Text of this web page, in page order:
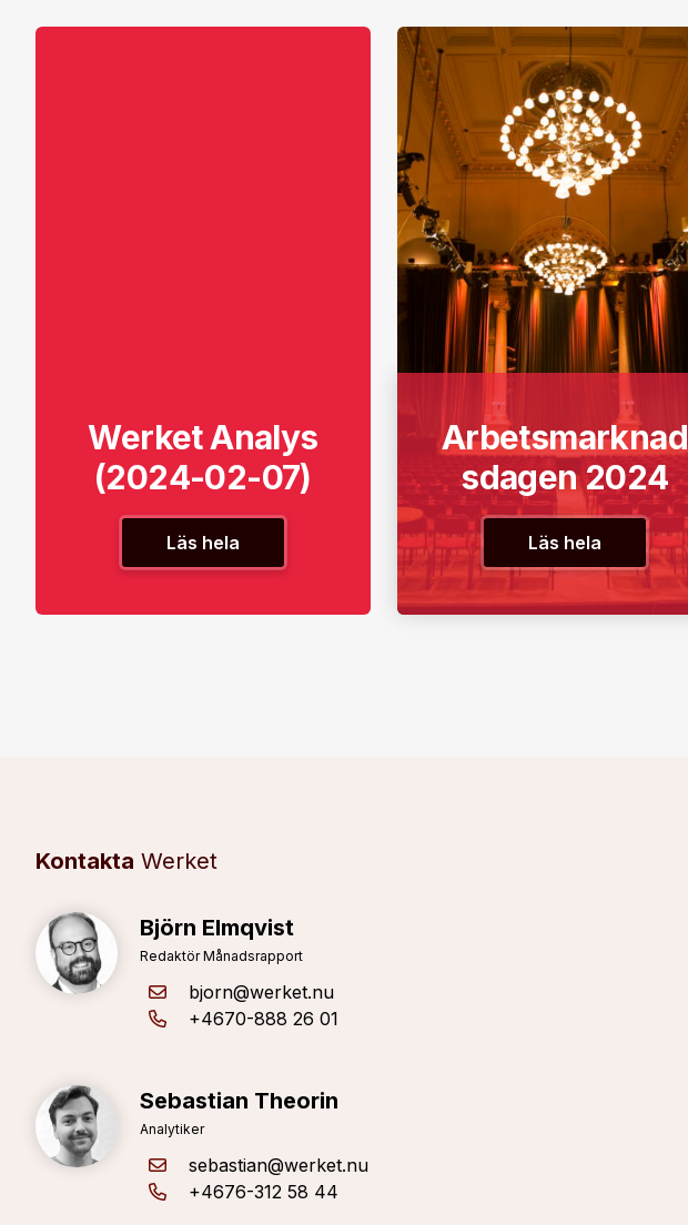
Werket Analys
(2024-02-07)
Läs hela
Arbetsmarknad
sdagen 2024
Läs hela
Kontakta Werket
Björn Elmqvist
Redaktör Månadsrapport
bjorn@werket.nu
+4670-888 26 01
Sebastian Theorin
Analytiker
sebastian@werket.nu
+4676-312 58 44